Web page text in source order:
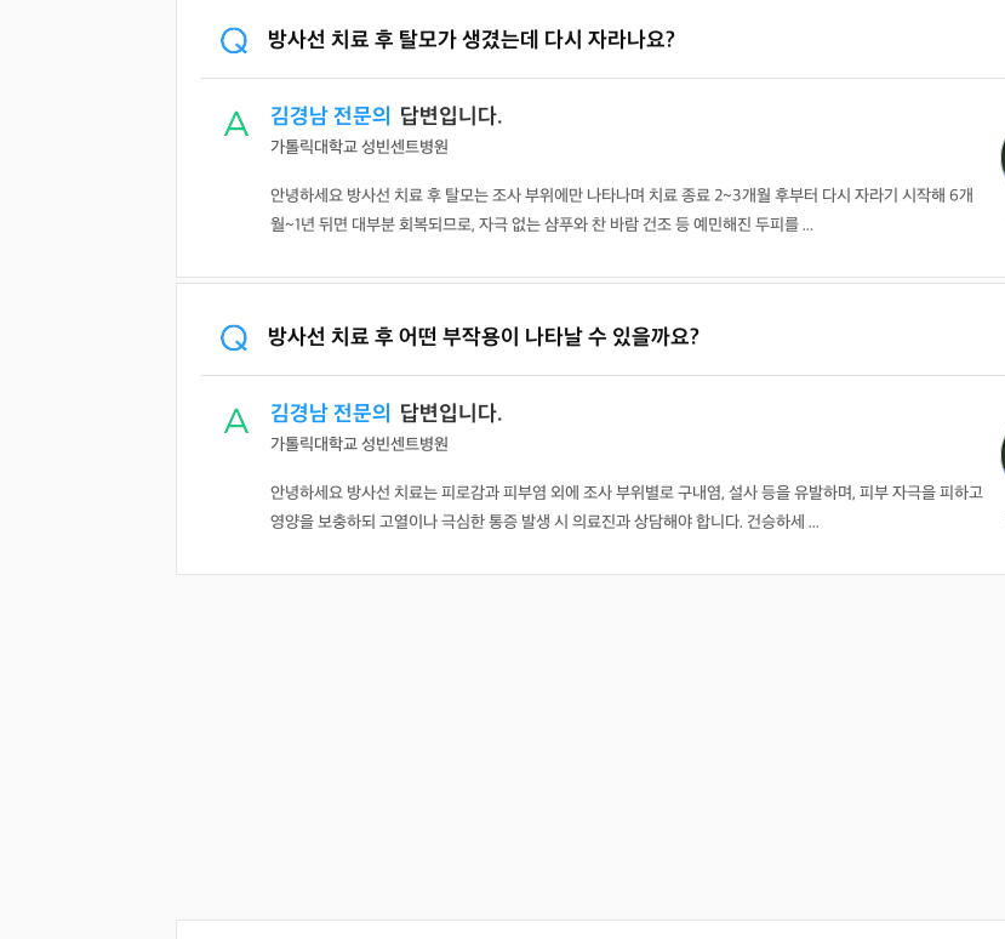
방사선 치료 후 탈모가 생겼는데 다시 자라나요?
김경남 전문의 답변입니다.
가톨릭대학교 성빈센트병원
안녕하세요 방사선 치료 후 탈모는 조사 부위에만 나타나며 치료 종료 2~3개월 후부터 다시 자라기 시작해 6개
월~1년 뒤면 대부분 회복되므로, 자극 없는 샴푸와 찬 바람 건조 등 예민해진 두피를 ...
방사선 치료 후 어떤 부작용이 나타날 수 있을까요?
김경남 전문의 답변입니다.
가톨릭대학교 성빈센트병원
안녕하세요 방사선 치료는 피로감과 피부염 외에 조사 부위별로 구내염, 설사 등을 유발하며, 피부 자극을 피하고
영양을 보충하되 고열이나 극심한 통증 발생 시 의료진과 상담해야 합니다. 건승하세 ...